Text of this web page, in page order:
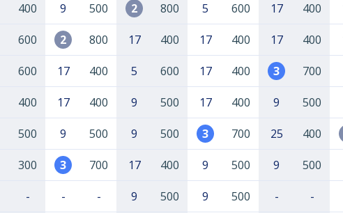
400 9 500 2 800 5 600 17 400
600 2 800 17 400 17 400 17 400
600 17 400 5 600 17 400 3 700
400 17 400 9 500 17 400 9 500
500 9 500 9 500 3 700 25 400
300 3 700 17 400 9 500 9 500
- - - 9 500 9 500 - -